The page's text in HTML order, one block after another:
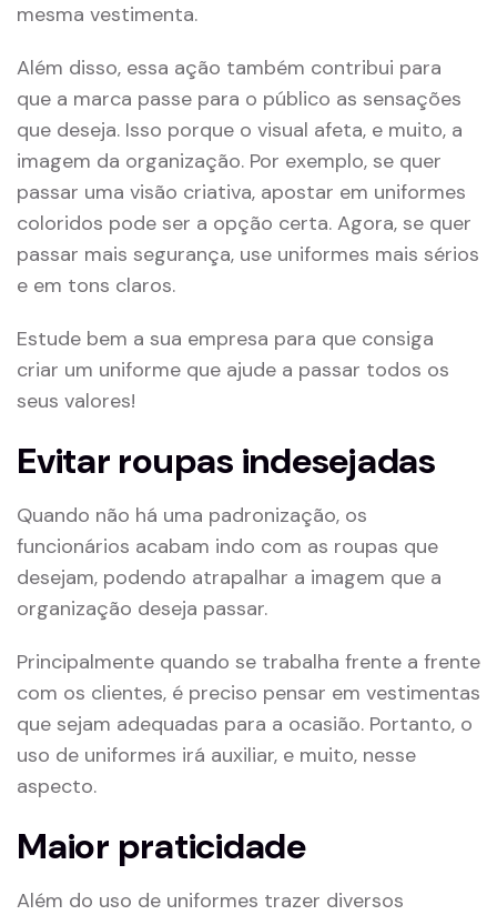
mesma vestimenta.
Além disso, essa ação também contribui para
que a marca passe para o público as sensações
que deseja. Isso porque o visual afeta, e muito, a
imagem da organização. Por exemplo, se quer
passar uma visão criativa, apostar em uniformes
coloridos pode ser a opção certa. Agora, se quer
passar mais segurança, use uniformes mais sérios
e em tons claros.
Estude bem a sua empresa para que consiga
criar um uniforme que ajude a passar todos os
seus valores!
Evitar roupas indesejadas
Quando não há uma padronização, os
funcionários acabam indo com as roupas que
desejam, podendo atrapalhar a imagem que a
organização deseja passar.
Principalmente quando se trabalha frente a frente
com os clientes, é preciso pensar em vestimentas
que sejam adequadas para a ocasião. Portanto, o
uso de uniformes irá auxiliar, e muito, nesse
aspecto.
Maior praticidade
Além do uso de uniformes trazer diversos